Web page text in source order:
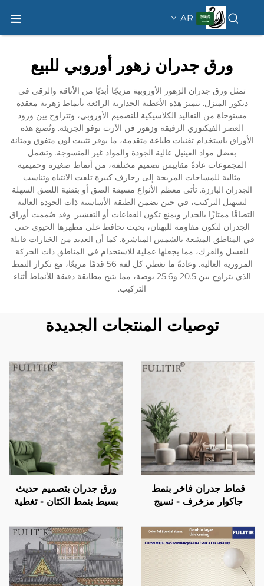
AR
ورق جدران زهور أوروبي للبيع
تمثل ورق جدران الزهور الأوروبية مزيجًا أبديًا من الأناقة والرقي في
ديكور المنزل. تتميز هذه الأغطية الجدارية الرائعة بأنماط زهرية معقدة
مستوحاة من التقاليد الكلاسيكية للتصميم الأوروبي، وتتراوح بين ورود
العصر الفيكتوري الرقيقة وزهور فن الآرت نوفو الجريئة. وتُصنع هذه
الأوراق باستخدام تقنيات طباعة متقدمة، ما يوفر تثبيت لون متفوق ومتانة
بفضل مواد الفينيل عالية الجودة والمواد غير المنسوجة. وتشمل
المجموعات عادةً مقاييس تصميم مختلفة، من أنماط صغيرة وحميمية
مثالية للمساحات المريحة إلى زخارف كبيرة تلفت الانتباه وتناسب
الجدران البارزة. تأتي معظم الأنواع مسبقة الصق أو بتقنية اللصق السهلة
لتسهيل التركيب، في حين يضمن الطبقة الأساسية ذات الجودة العالية
التصاقًا ممتازًا بالجدار ويمنع تكون الفقاعات أو التقشير. وقد صُممت أوراق
الجدران لتكون مقاومة للبهتان، بحيث تحافظ على مظهرها الحيوي حتى
في المناطق المشعة بالشمس المباشرة. كما أن العديد من الخيارات قابلة
للغسل والفرك، مما يجعلها عملية للاستخدام في المناطق ذات الحركة
المرورية العالية. وعادةً ما تغطي كل لفة 56 قدمًا مربعًا، مع تكرار النمط
الذي يتراوح بين 20.5 و25.6 بوصة، مما يتيح مطابقة دقيقة للأنماط أثناء
التركيب.
توصيات المنتجات الجديدة
قماط جدران فاخر بنمط
جاكوار مزخرف - نسيج
في المنزل بالكامل، مقاوم
للاهتراء ومضاد للتلوث،
مناسب لكل من غرفة
المعيشة وغرفة النوم
ورق جدران بتصميم حديث
بسيط بنمط الكتان - تغطية
صديقة للبيئة، ألوان متعددة
متاحة